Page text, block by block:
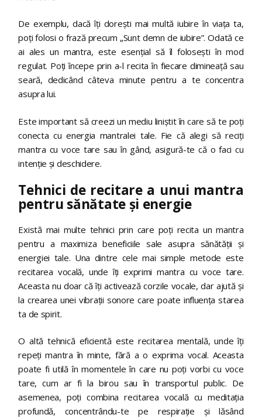
De exemplu, dacă îți dorești mai multă iubire în viața ta,
poți folosi o frază precum „Sunt demn de iubire”. Odată ce
ai ales un mantra, este esențial să îl folosești în mod
regulat. Poți începe prin a-l recita în fiecare dimineață sau
seară, dedicând câteva minute pentru a te concentra
asupra lui.
Este important să creezi un mediu liniștit în care să te poți
conecta cu energia mantralei tale. Fie că alegi să reciți
mantra cu voce tare sau în gând, asigură-te că o faci cu
intenție și deschidere.
Tehnici de recitare a unui mantra
pentru sănătate și energie
Există mai multe tehnici prin care poți recita un mantra
pentru a maximiza beneficiile sale asupra sănătății și
energiei tale. Una dintre cele mai simple metode este
recitarea vocală, unde îți exprimi mantra cu voce tare.
Aceasta nu doar că îți activează corzile vocale, dar ajută și
la crearea unei vibrații sonore care poate influența starea
ta de spirit.
O altă tehnică eficientă este recitarea mentală, unde îți
repeți mantra în minte, fără a o exprima vocal. Aceasta
poate fi utilă în momentele în care nu poți vorbi cu voce
tare, cum ar fi la birou sau în transportul public. De
asemenea, poți combina recitarea vocală cu meditația
profundă, concentrându-te pe respirație și lăsând